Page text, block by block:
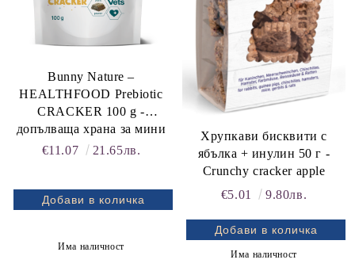
Bunny Nature –
HEALTHFOOD Prebiotic
CRACKER 100 g -
допълваща храна за мини
зайчета и други гризачи,
флора
€11.07 21.65лв.
Има наличност
Хрупкави бисквити с
ябълка + инулин 50 г -
Crunchy cracker apple
€5.01
9.80лв.
Има наличност